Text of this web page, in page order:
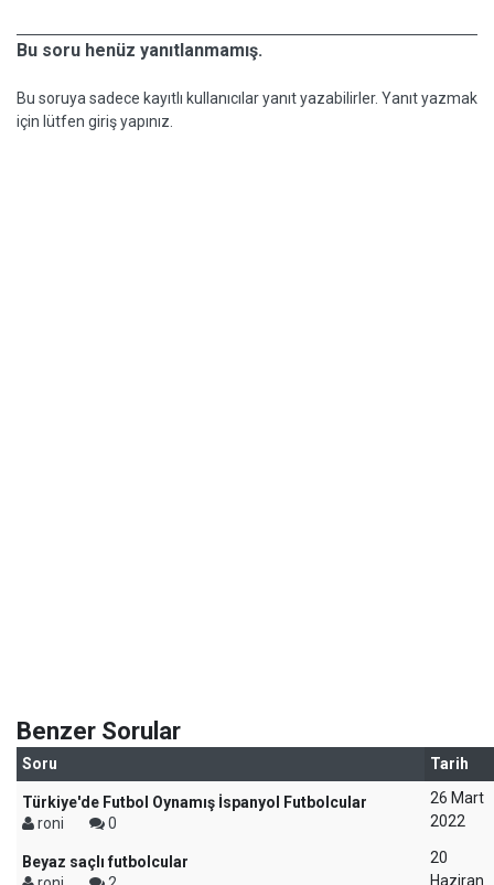
Bu soru henüz yanıtlanmamış.
Bu soruya sadece kayıtlı kullanıcılar yanıt yazabilirler. Yanıt yazmak
için lütfen giriş yapınız.
Benzer Sorular
Soru Tarih
Türkiye'de Futbol Oynamış İspanyol Futbolcular
roni
0
26 Mart
2022
Beyaz saçlı futbolcular
20
Haziran